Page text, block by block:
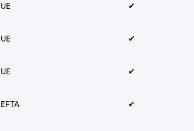
UE ✔︎
UE ✔︎
UE ✔︎
EFTA ✔︎